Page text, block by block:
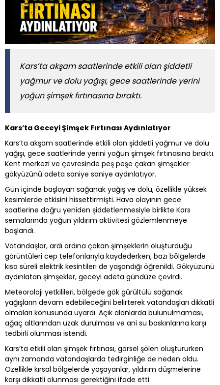
Kars’ta akşam saatlerinde etkili olan şiddetli
yağmur ve dolu yağışı, gece saatlerinde yerini
yoğun şimşek fırtınasına bıraktı.
Kars’ta Geceyi Şimşek Fırtınası Aydınlatıyor
Kars’ta akşam saatlerinde etkili olan şiddetli yağmur ve dolu
yağışı, gece saatlerinde yerini yoğun şimşek fırtınasına bıraktı.
Kent merkezi ve çevresinde peş peşe çakan şimşekler
gökyüzünü adeta saniye saniye aydınlatıyor.
Gün içinde başlayan sağanak yağış ve dolu, özellikle yüksek
kesimlerde etkisini hissettirmişti. Hava olayının gece
saatlerine doğru yeniden şiddetlenmesiyle birlikte Kars
semalarında yoğun yıldırım aktivitesi gözlemlenmeye
başlandı.
Vatandaşlar, ardı ardına çakan şimşeklerin oluşturduğu
görüntüleri cep telefonlarıyla kaydederken, bazı bölgelerde
kısa süreli elektrik kesintileri de yaşandığı öğrenildi. Gökyüzünü
aydınlatan şimşekler, geceyi adeta gündüze çevirdi.
Meteoroloji yetkilileri, bölgede gök gürültülü sağanak
yağışların devam edebileceğini belirterek vatandaşları dikkatli
olmaları konusunda uyardı. Açık alanlarda bulunulmaması,
ağaç altlarından uzak durulması ve ani su baskınlarına karşı
tedbirli olunması istendi.
Kars’ta etkili olan şimşek fırtınası, görsel şölen oluştururken
aynı zamanda vatandaşlarda tedirginliğe de neden oldu.
Özellikle kırsal bölgelerde yaşayanlar, yıldırım düşmelerine
karşı dikkatli olunması gerektiğini ifade etti.